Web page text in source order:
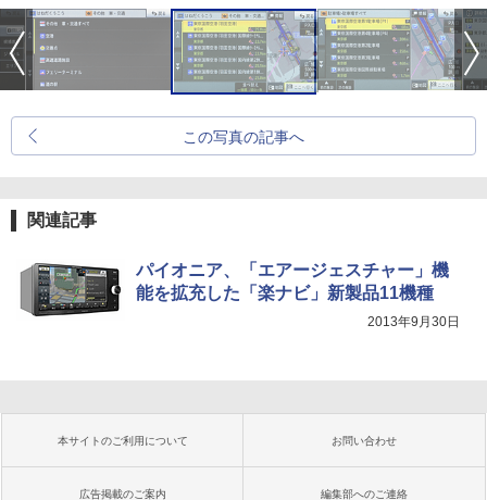
この写真の記事へ
関連記事
パイオニア、「エアージェスチャー」機
能を拡充した「楽ナビ」新製品11機種
2013年9月30日
本サイトのご利用について お問い合わせ
広告掲載のご案内 編集部へのご連絡